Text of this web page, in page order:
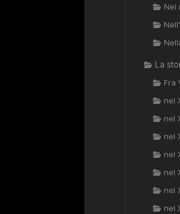
Nel
La
Fra
nel
nel
nel
nel
nel
nel
nel